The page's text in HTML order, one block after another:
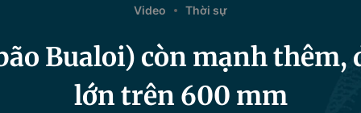
Video Thời sự
Bualoi) còn mạnh thêm,
lớn trên 600 mm